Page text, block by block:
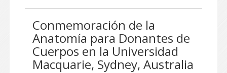
Conmemoración de la
Anatomía para Donantes de
Cuerpos en la Universidad
Macquarie, Sydney, Australia